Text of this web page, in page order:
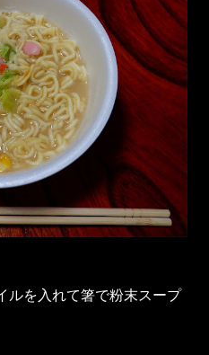
ルを入れて箸で粉末スープ